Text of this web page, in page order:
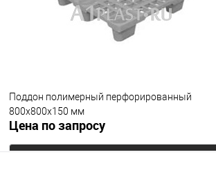
Поддон полимерный перфорированный
800х800х150 мм
Цена по запросу